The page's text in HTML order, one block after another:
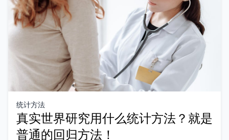
统计方法
真实世界研究用什么统计方法？就是
普通的回归方法！